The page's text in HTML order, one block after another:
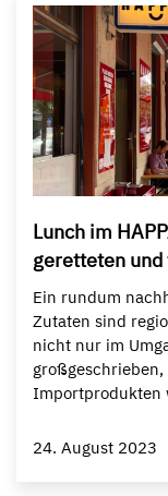
Lunch im
geretteten
Ein rundum
Zutaten sind
nicht nur im
Importprodukten
24. August 2023